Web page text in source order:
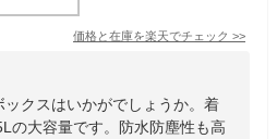
価格と在庫を楽天でチェック >>
クスはいかがでしょうか。着
の大容量です。防水防塵性も高